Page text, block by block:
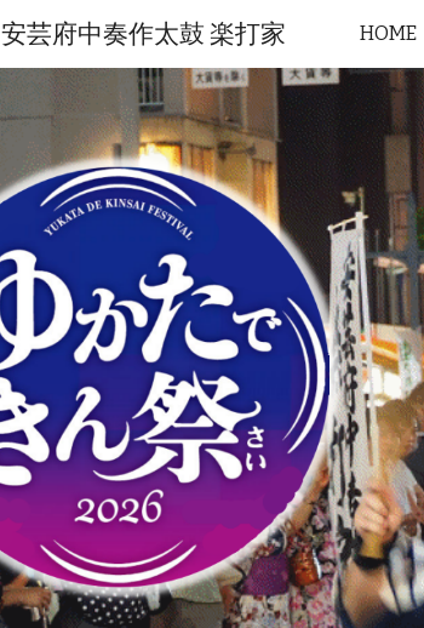
Skip to main
安芸府中奏作太鼓 楽打家 HOME